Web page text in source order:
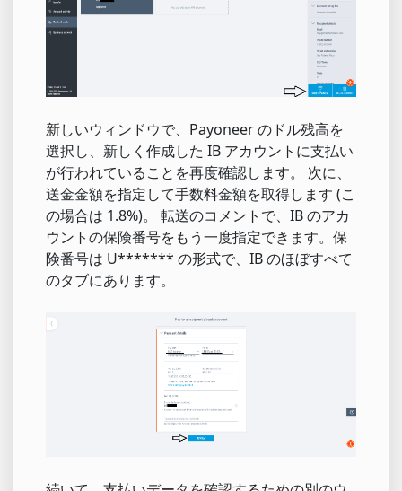
新しいウィンドウで、Payoneer のドル残高を
選択し、新しく作成した IB アカウントに支払い
が行われていることを再度確認します。 次に、
送金金額を指定して手数料金額を取得します (こ
の場合は 1.8%)。 転送のコメントで、IB のアカ
ウントの保険番号をもう一度指定できます。保
険番号は U******* の形式で、IB のほぼすべて
のタブにあります。